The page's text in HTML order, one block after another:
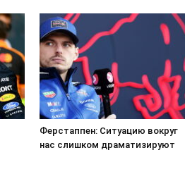
Ферстаппен: Ситуацию вокруг
нас слишком драматизируют